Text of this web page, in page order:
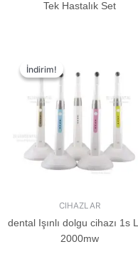
Tek Hastalık Set
İndirim!
İndirim!
CIHAZLAR
dental Işınlı dolgu cihazı 1s
2000mw